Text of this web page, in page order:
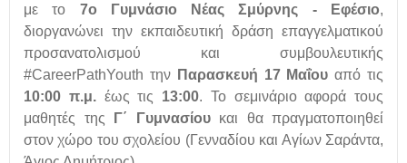
με το 7ο Γυμνάσιο Νέας Σμύρνης - Εφέσιο,
διοργανώνει την εκπαιδευτική δράση επαγγελματικού
προσανατολισμού και συμβουλευτικής
#CareerPathYouth την Παρασκευή 17 Μαΐουαπό τις
10:00 π.μ.έως τις 13:00. Το σεμινάριο αφορά τους
μαθητές της
Γ΄ Γυμνασίουκαι θα πραγματοποιηθεί
στον χώρο του σχολείου (Γενναδίου και Αγίων Σαράντα,